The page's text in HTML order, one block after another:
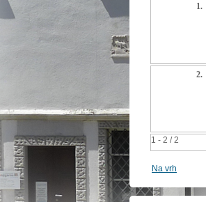
1 - 2 / 2
1.
2.
Na vrh